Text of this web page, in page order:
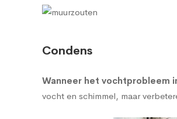
Condens
Wanneer het vochtprobleem
vocht en schimmel, maar